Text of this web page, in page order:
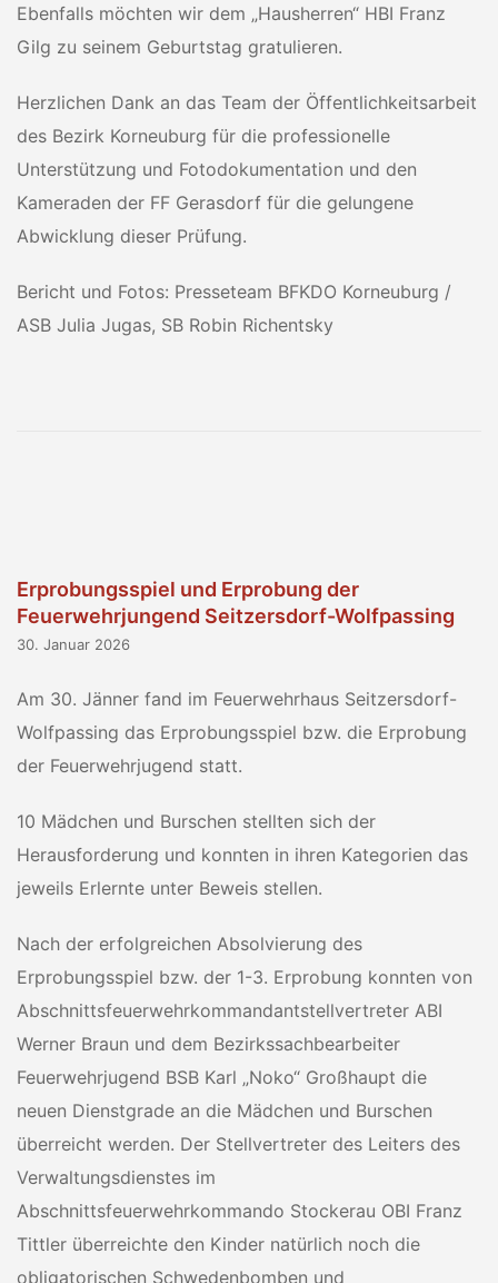
Ebenfalls möchten wir dem „Hausherren“ HBI Franz
Gilg zu seinem Geburtstag gratulieren.
Herzlichen Dank an das Team der Öffentlichkeitsarbeit
des Bezirk Korneuburg für die professionelle
Unterstützung und Fotodokumentation und den
Kameraden der FF Gerasdorf für die gelungene
Abwicklung dieser Prüfung.
Bericht und Fotos: Presseteam BFKDO Korneuburg /
ASB Julia Jugas, SB Robin Richentsky
Erprobungsspiel und Erprobung der
Feuerwehrjungend Seitzersdorf-Wolfpassing
30. Januar 2026
Am 30. Jänner fand im Feuerwehrhaus Seitzersdorf-
Wolfpassing das Erprobungsspiel bzw. die Erprobung
der Feuerwehrjugend statt.
10 Mädchen und Burschen stellten sich der
Herausforderung und konnten in ihren Kategorien das
jeweils Erlernte unter Beweis stellen.
Nach der erfolgreichen Absolvierung des
Erprobungsspiel bzw. der 1-3. Erprobung konnten von
Abschnittsfeuerwehrkommandantstellvertreter ABI
Werner Braun und dem Bezirkssachbearbeiter
Feuerwehrjugend BSB Karl „Noko“ Großhaupt die
neuen Dienstgrade an die Mädchen und Burschen
überreicht werden. Der Stellvertreter des Leiters des
Verwaltungsdienstes im
Abschnittsfeuerwehrkommando Stockerau OBI Franz
Tittler überreichte den Kinder natürlich noch die
obligatorischen Schwedenbomben und